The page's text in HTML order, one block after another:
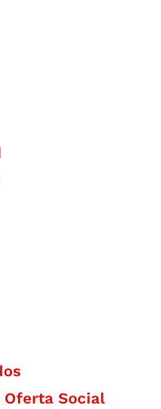
Social